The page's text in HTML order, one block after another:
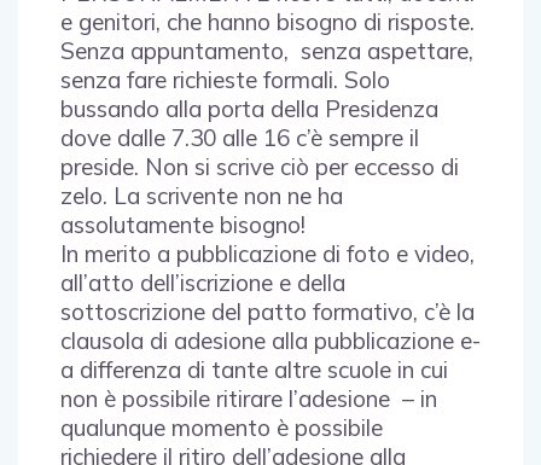
e genitori, che hanno bisogno di risposte.
Senza appuntamento, senza aspettare,
senza fare richieste formali. Solo
bussando alla porta della Presidenza
dove dalle 7.30 alle 16 c’è sempre il
preside. Non si scrive ciò per eccesso di
zelo. La scrivente non ne ha
assolutamente bisogno!
In merito a pubblicazione di foto e video,
all’atto dell’iscrizione e della
sottoscrizione del patto formativo, c’è la
clausola di adesione alla pubblicazione e-
a differenza di tante altre scuole in cui
non è possibile ritirare l’adesione – in
qualunque momento è possibile
richiedere il ritiro dell’adesione alla